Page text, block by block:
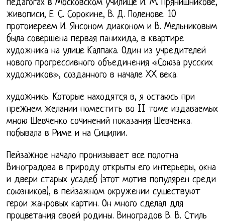
педагогах в Московском училище И. М. Прянишникове,
живописи, Е. С. Сорокине, В. Д. Поленове. 10
протоиереем И. Янсоном диаконом и В. Мельниковым
была совершена первая панихида, в квартире
художника на улице Калпака. Один из учредителей
нового прогрессивного объединения «Союза русских
художников», созданного в начале XX века.
художникь. Которые находятся в, я остаюсь при
прежнем желании поместить во II томе издаваемых
мною Шевченко сочинений показания Шевченка.
побывала в Риме и на Сицилии.
Пейзажное начало пронизывает все полотна
Виноградова в природу открыты его интерьеры, окна
и двери старых усадеб (этот мотив популярен среди
союзников), в пейзажном окружении существуют
герои жанровых картин. Он много сделал для
процветания своей родины. Виноградов В. В. Стиль